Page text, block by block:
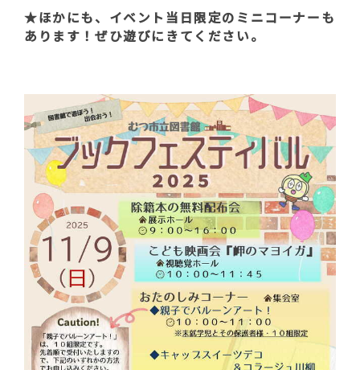
★ほかにも、イベント当日限定のミニコーナーも
あります！ぜひ遊びにきてください。